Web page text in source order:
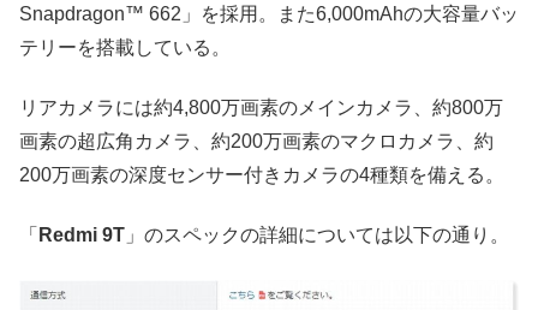
Snapdragon™ 662」を採用。また6,000mAhの大容量バッ
テリーを搭載している。
リアカメラには約4,800万画素のメインカメラ、約800万
画素の超広角カメラ、約200万画素のマクロカメラ、約
200万画素の深度センサー付きカメラの4種類を備える。
「 Redmi 9T 」のスペックの詳細については以下の通り。